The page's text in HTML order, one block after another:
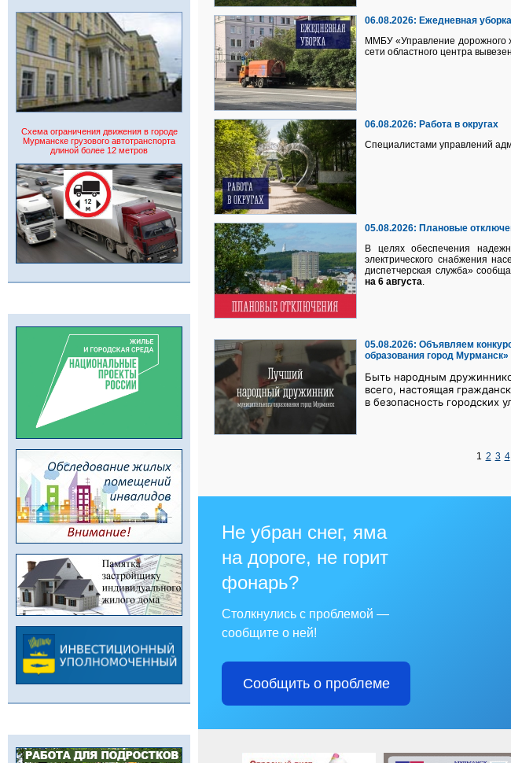
Схема ограничения движения в городе
Мурманске грузового автотранспорта
длиной более 12 метров
06.08.2026: Ежедневная уборка
ММБУ «Управление дорожного
сети областного центра
06.08.2026: Работа в округах
Специалистами управлений
05.08.2026: Плановые
В целях обеспечения
электрического снабжения
диспетчерская служба»
на 6 августа.
05.08.2026: Объявляем
образования город Мурманск»
Быть народным
всего, настоящая
в безопасность городских
1 2 3 4
Не убран снег, яма
на дороге, не горит
фонарь?
Столкнулись с проблемой —
сообщите о ней!
Сообщить о проблеме